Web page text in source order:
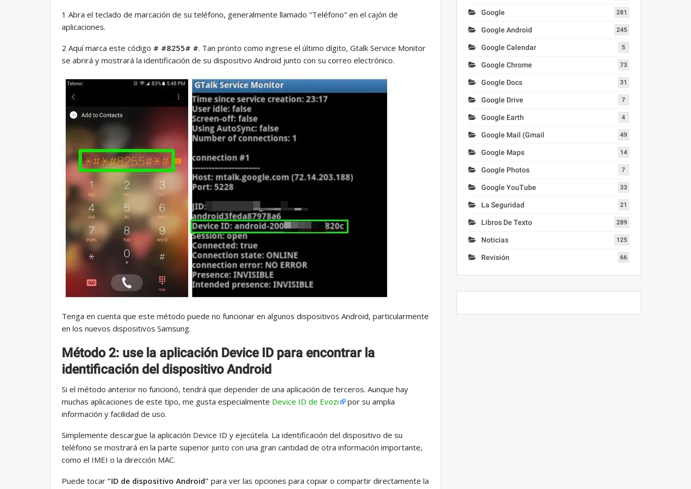
1 Abra el teclado de marcación de su teléfono, generalmente llamado "Teléfono" en el cajón de
aplicaciones.
2 Aquí marca este código # #8255# #. Tan pronto como ingrese el último dígito, Gtalk Service Monitor
se abrirá y mostrará la identificación de su dispositivo Android junto con su correo electrónico.
Tenga en cuenta que este método puede no funcionar en algunos dispositivos Android, particularmente
en los nuevos dispositivos Samsung.
Método 2: use la aplicación Device ID para encontrar la
identificación del dispositivo Android
Si el método anterior no funcionó, tendrá que depender de una aplicación de terceros. Aunque hay
muchas aplicaciones de este tipo, me gusta especialmente Device ID de Evozi
por su amplia
información y facilidad de uso.
Simplemente descargue la aplicación Device ID y ejecútela. La identificación del dispositivo de su
teléfono se mostrará en la parte superior junto con una gran cantidad de otra información importante,
como el IMEI o la dirección MAC.
Puede tocar "ID de dispositivo Android" para ver las opciones para copiar o compartir directamente la
Google 281
Google Android 245
Google Calendar 5
Google Chrome 73
Google Docs 31
Google Drive 7
Google Earth 4
Google Mail (Gmail 49
Google Maps 14
Google Photos 7
Google YouTube 33
La Seguridad 21
Libros De Texto 289
Noticias 125
Revisión 66